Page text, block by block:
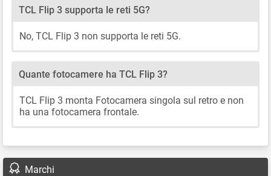
TCL Flip 3 supporta le reti 5G?
No, TCL Flip 3 non supporta le reti 5G.
Quante fotocamere ha TCL Flip 3?
TCL Flip 3 monta Fotocamera singola sul retro e non
ha una fotocamera frontale.
Marchi